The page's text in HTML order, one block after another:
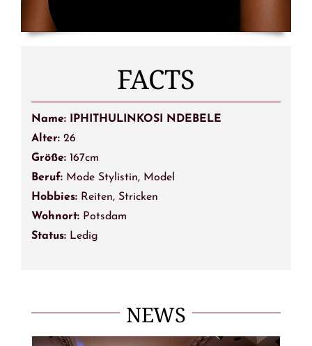
FACTS
Name: IPHITHULINKOSI NDEBELE
Alter: 26
Größe: 167cm
Beruf: Mode Stylistin, Model
Hobbies:Reiten, Stricken
Wohnort: Potsdam
Status: Ledig
NEWS